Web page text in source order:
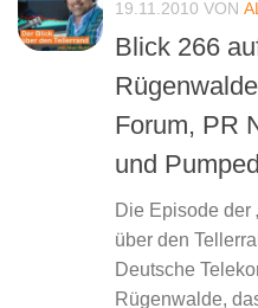
19.11.2010 VON
Blick 266
Forum, PR
und
Die Episode der
über den
Deutsche
Rügenwalde,